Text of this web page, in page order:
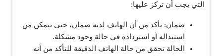
التي يجب أن تركز عليها:
ضمان: تأكد من أن الهاتف لديه ضمان، حتى تتمكن من
استبداله أو استرداده في حالة وجود مشكلة.
الحالة تحقق من حالة الهاتف الدقيقة للتأكد من أنه